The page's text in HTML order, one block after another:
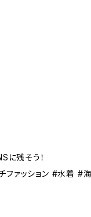
に残そう！
ァッション #水着 #